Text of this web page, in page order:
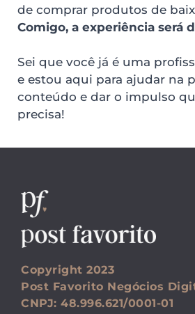
Comigo, a experiência será
Sei que você já é uma
e estou aqui para ajudar na
conteúdo e dar o impulso
precisa!
Copyright 2023
Post Favorito Negócios
CNPJ: 48.996.621/0001-01